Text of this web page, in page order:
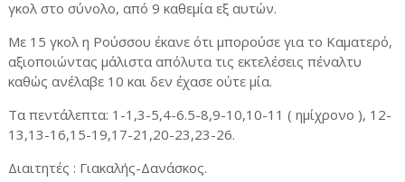
γκολ στο σύνολο, από 9 καθεμία εξ αυτών.
Με 15 γκολ η Ρούσσου έκανε ότι μπορούσε για το Καματερό,
αξιοποιώντας μάλιστα απόλυτα τις εκτελέσεις πέναλτυ
καθώς ανέλαβε 10 και δεν έχασε ούτε μία.
Τα πεντάλεπτα: 1-1,3-5,4-6.5-8,9-10,10-11 ( ημίχρονο ), 12-
13,13-16,15-19,17-21,20-23,23-26.
Διαιτητές : Γιακαλής-Δανάσκος.